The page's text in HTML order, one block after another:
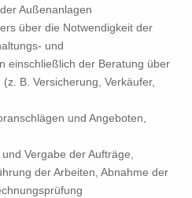
Außenanlagen
über die Notwendigkeit der
und
einschließlich der Beratung über
B. Versicherung, Verkäufer,
und Angeboten,
Vergabe der Aufträge,
der Arbeiten, Abnahme der